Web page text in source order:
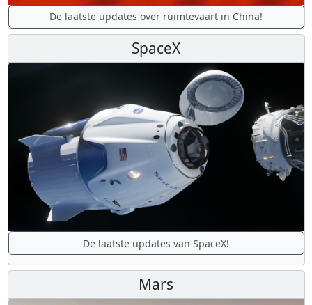
De laatste updates over ruimtevaart in China!
SpaceX
De laatste updates van SpaceX!
Mars